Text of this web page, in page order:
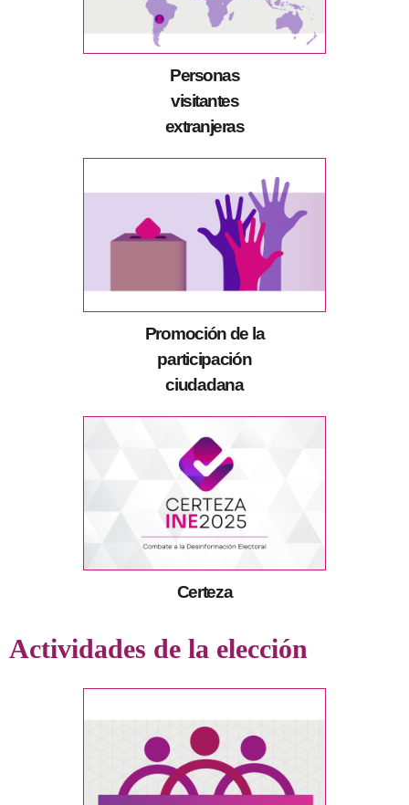
Personas
visitantes
extranjeras
Promoción de la
participación
ciudadana
Certeza
Actividades de la elección